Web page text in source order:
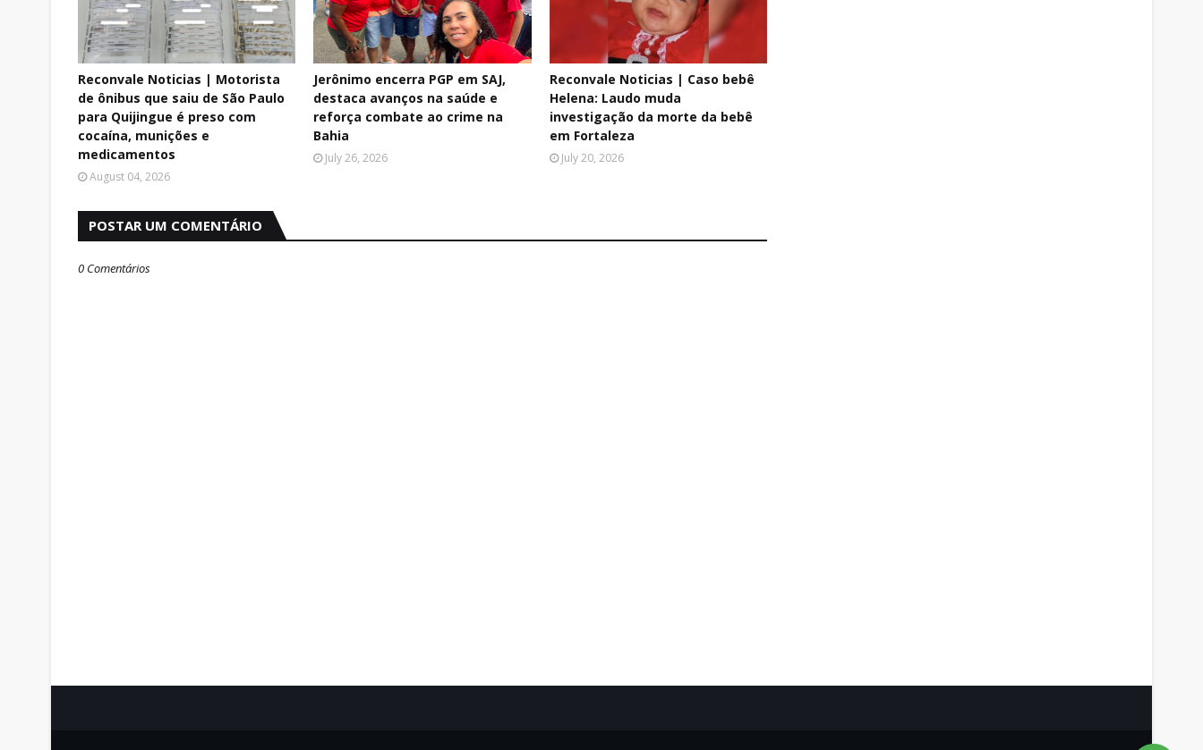
Reconvale Noticias | Motorista
de ônibus que saiu de São Paulo
para Quijingue é preso com
cocaína, munições e
medicamentos
August 04, 2026
Jerônimo encerra PGP em SAJ,
destaca avanços na saúde e
reforça combate ao crime na
Bahia
July 26, 2026
Reconvale Noticias | Caso bebê
Helena: Laudo muda
investigação da morte da bebê
em Fortaleza
July 20, 2026
POSTAR UM COMENTÁRIO
0 Comentários